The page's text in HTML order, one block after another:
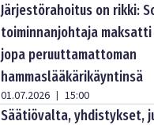
Järjestörahoitus on rikki:
toiminnanjohtaja
jopa peruuttamattoman
hammaslääkärikäyntinsä
01.07.2026 | 15:00
Säätiövalta, yhdistykset,